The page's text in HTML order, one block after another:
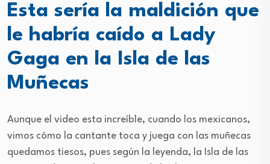
Esta sería la maldición que
le habría caído a Lady
Gaga en la Isla de las
Muñecas
Aunque el video esta increíble, cuando los mexicanos,
vimos cómo la cantante toca y juega con las muñecas
quedamos tiesos, pues según la leyenda, la Isla de las